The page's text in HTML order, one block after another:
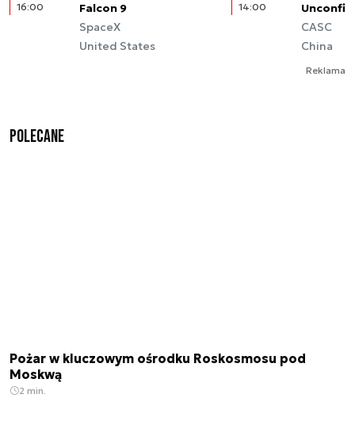
16:00
Falcon 9
SpaceX
United States
14:00
CASC
China
Reklama
Polecane
Pożar w kluczowym ośrodku Roskosmosu pod
Moskwą
2 min.